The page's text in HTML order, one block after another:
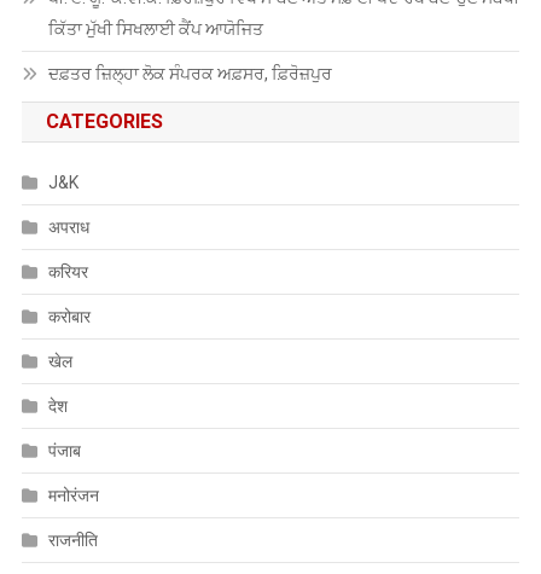
ਕਿੱਤਾ ਮੁੱਖੀ ਸਿਖਲਾਈ ਕੈਂਪ ਆਯੋਜਿਤ
ਦਫ਼ਤਰ ਜ਼ਿਲ੍ਹਾ ਲੋਕ ਸੰਪਰਕ ਅਫ਼ਸਰ, ਫ਼ਿਰੋਜ਼ਪੁਰ
CATEGORIES
J&K
अपराध
करियर
करोबार
खेल
देश
पंजाब
मनोरंजन
राजनीति